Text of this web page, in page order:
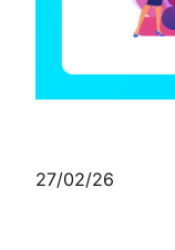
27/02/26